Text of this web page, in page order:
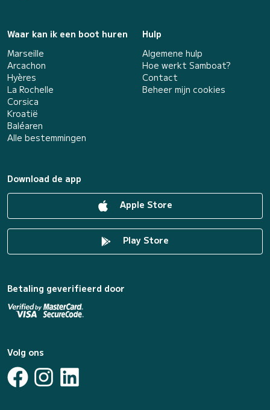
Waar kan ik een boot huren
Marseille
Arcachon
Hyères
La Rochelle
Corsica
Kroatië
Baléaren
Alle bestemmingen
Hulp
Algemene hulp
Hoe werkt Samboat?
Contact
Beheer mijn cookies
Download de app
Apple Store
Play Store
Betaling geverifieerd door
Volg ons